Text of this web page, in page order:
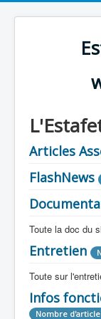
Articles
FlashNews
Toute la doc du
Revue
Tous les
Camping
Entretien
Toute sur
Infos
Nombre